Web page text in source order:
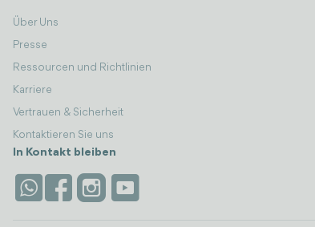
Über Uns
Presse
Ressourcen und Richtlinien
Karriere
Vertrauen & Sicherheit
Kontaktieren Sie uns
In Kontakt bleiben